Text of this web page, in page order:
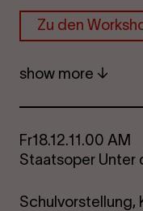
Zu den
show more
Fr18.12.11.00 AM
Staatsoper Unter
Schulvorstellung,